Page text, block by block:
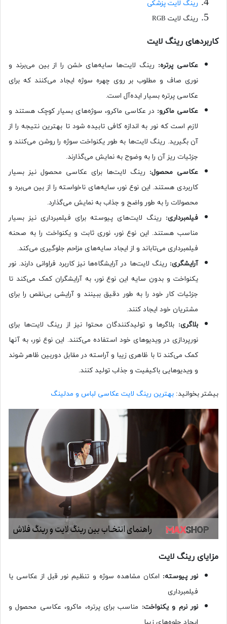
رینگ لایت پزشکی
رینگ لایت RGB
کاربردهای رینگ لایت
عکاسی پرتره: رینگ لایت‌ها سایه‌های خشن را از بین می‌برند و
نوری صاف و مطلوب بر روی چهره سوژه ایجاد می‌کنند که برای
عکاسی پرتره بسیار ایده‌آل است.
عکاسی ماکرو: در عکاسی ماکرو، سوژه‌های بسیار کوچک هستند و
لازم است که نور به اندازه کافی تابیده شود تا بهترین نتیجه را از
آن بگیرید. رینگ لایت‌ها به طور یکنواخت سوژه را روشن می‌کنند و
جزئیات ریز آن را به وضوح به نمایش می‌گذارند.
عکاسی محصول: رینگ لایت‌ها برای عکاسی محصول نیز بسیار
کاربردی هستند. این نوع نور، سایه‌های ناخواسته را از بین می‌برد و
محصولات را به طور واضح و جذاب به نمایش می‌گذارد.
فیلمبرداری: رینگ لایت‌های پیوسته برای فیلمبرداری نیز بسیار
مناسب هستند. این نوع نور، نوری ثابت و یکنواخت را به صحنه
فیلمبرداری می‌تاباند و از ایجاد سایه‌های مزاحم جلوگیری می‌کند.
آرایشگری: رینگ لایت‌ها در آرایشگاه‌ها نیز کاربرد فراوانی دارند. نور
یکنواخت و بدون سایه این نوع نور، به آرایشگران کمک می‌کند تا
جزئیات کار خود را به طور دقیق ببینند و آرایشی بی‌نقص را برای
مشتریان خود ایجاد کنند.
بلاگری: بلاگرها و تولیدکنندگان محتوا نیز از رینگ لایت‌ها برای
نورپردازی در ویدیوهای خود استفاده می‌کنند. این نوع نور، به آنها
کمک می‌کند تا با ظاهری زیبا و آراسته در مقابل دوربین ظاهر شوند
و ویدیوهایی باکیفیت و جذاب تولید کنند.
بیشتر بخوانید: بهترین رینگ لایت عکاسی لباس و مدلینگ
مزایای رینگ لایت
نور پیوسته: امکان مشاهده سوژه و تنظیم نور قبل از عکاسی یا
فیلمبرداری
نور نرم و یکنواخت: مناسب برای پرتره، ماکرو، عکاسی محصول و